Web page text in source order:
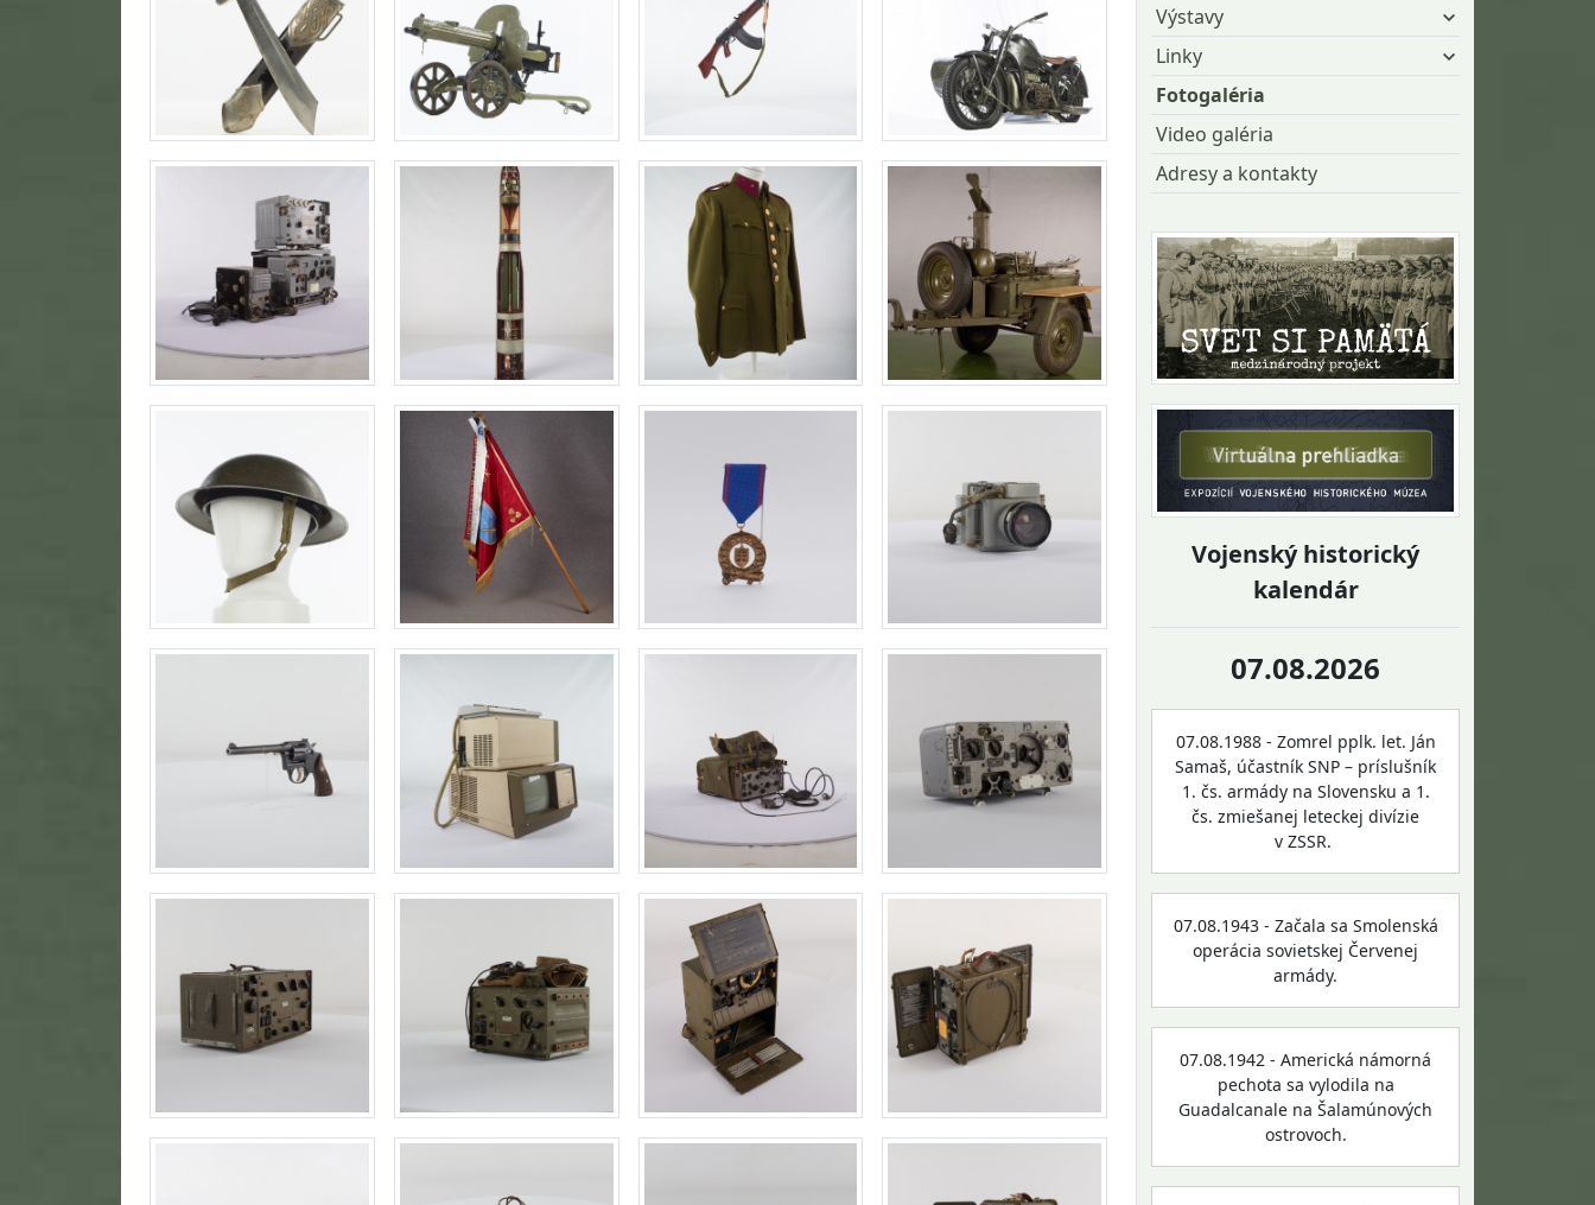
Výstavy
Linky
Fotogaléria
Video galéria
Adresy a kontakty
Vojenský historický
kalendár
07.08.2026
07.08.1988 - Zomrel pplk. let. Ján
Samaš, účastník SNP – príslušník
1. čs. armády na Slovensku a 1.
čs. zmiešanej leteckej divízie
v ZSSR.
07.08.1943 - Začala sa Smolenská
operácia sovietskej Červenej
armády.
07.08.1942 - Americká námorná
pechota sa vylodila na
Guadalcanale na Šalamúnových
ostrovoch.